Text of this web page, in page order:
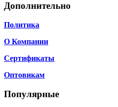
Дополнительно
Политика
О Компании
Сертификаты
Оптовикам
Популярные